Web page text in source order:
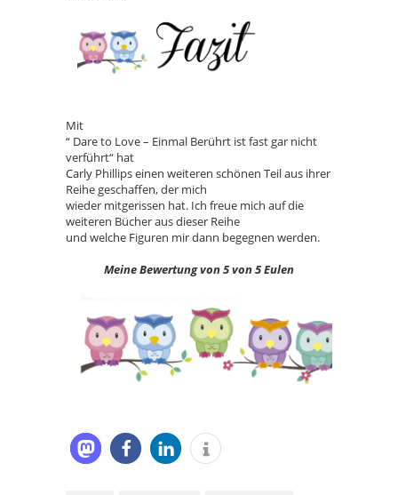
Mit
“ Dare to Love – Einmal Berührt ist fast gar nicht
verführt“ hat
Carly Phillips einen weiteren schönen Teil aus ihrer
Reihe geschaffen, der mich
wieder mitgerissen hat. Ich freue mich auf die
weiteren Bücher aus dieser Reihe
und welche Figuren mir dann begegnen werden.
Meine Bewertung von 5 von 5 Eulen